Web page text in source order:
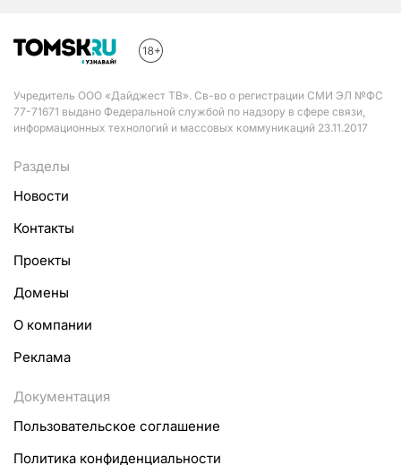
Учредитель ООО «Дайджест ТВ». Св-во о регистрации СМИ ЭЛ №ФС
77-71671 выдано Федеральной службой по надзору в сфере связи,
информационных технологий и массовых коммуникаций 23.11.2017
Разделы
Новости
Контакты
Проекты
Домены
О компании
Реклама
Документация
Пользовательское соглашение
Политика конфиденциальности